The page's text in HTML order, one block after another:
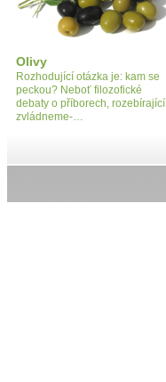
Olivy
Rozhodující otázka je: kam se
peckou? Neboť filozofické
debaty o příborech, rozebírající,
zvládneme-…